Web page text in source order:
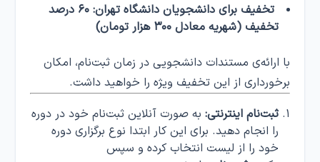
تخفیف برای دانشجویان دانشگاه تهران: ۶۰ درصد
تخفیف (شهریه معادل ۳۰۰ هزار تومان)
با ارائه‌ی مستندات دانشجویی در زمان ثبت‌نام، امکان
برخورداری از این تخفیف ویژه را خواهید داشت.
ثبت‌نام اینترنتی: به صورت آنلاین ثبت‌نام خود در دوره
را انجام دهید. برای این کار ابتدا نوع برگزاری دوره
خود را از لیست انتخاب کرده و سپس